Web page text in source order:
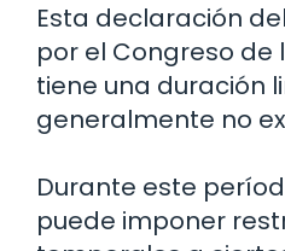
Esta declaración
por el Congreso de
tiene una duración
generalmente no
Durante este
puede imponer